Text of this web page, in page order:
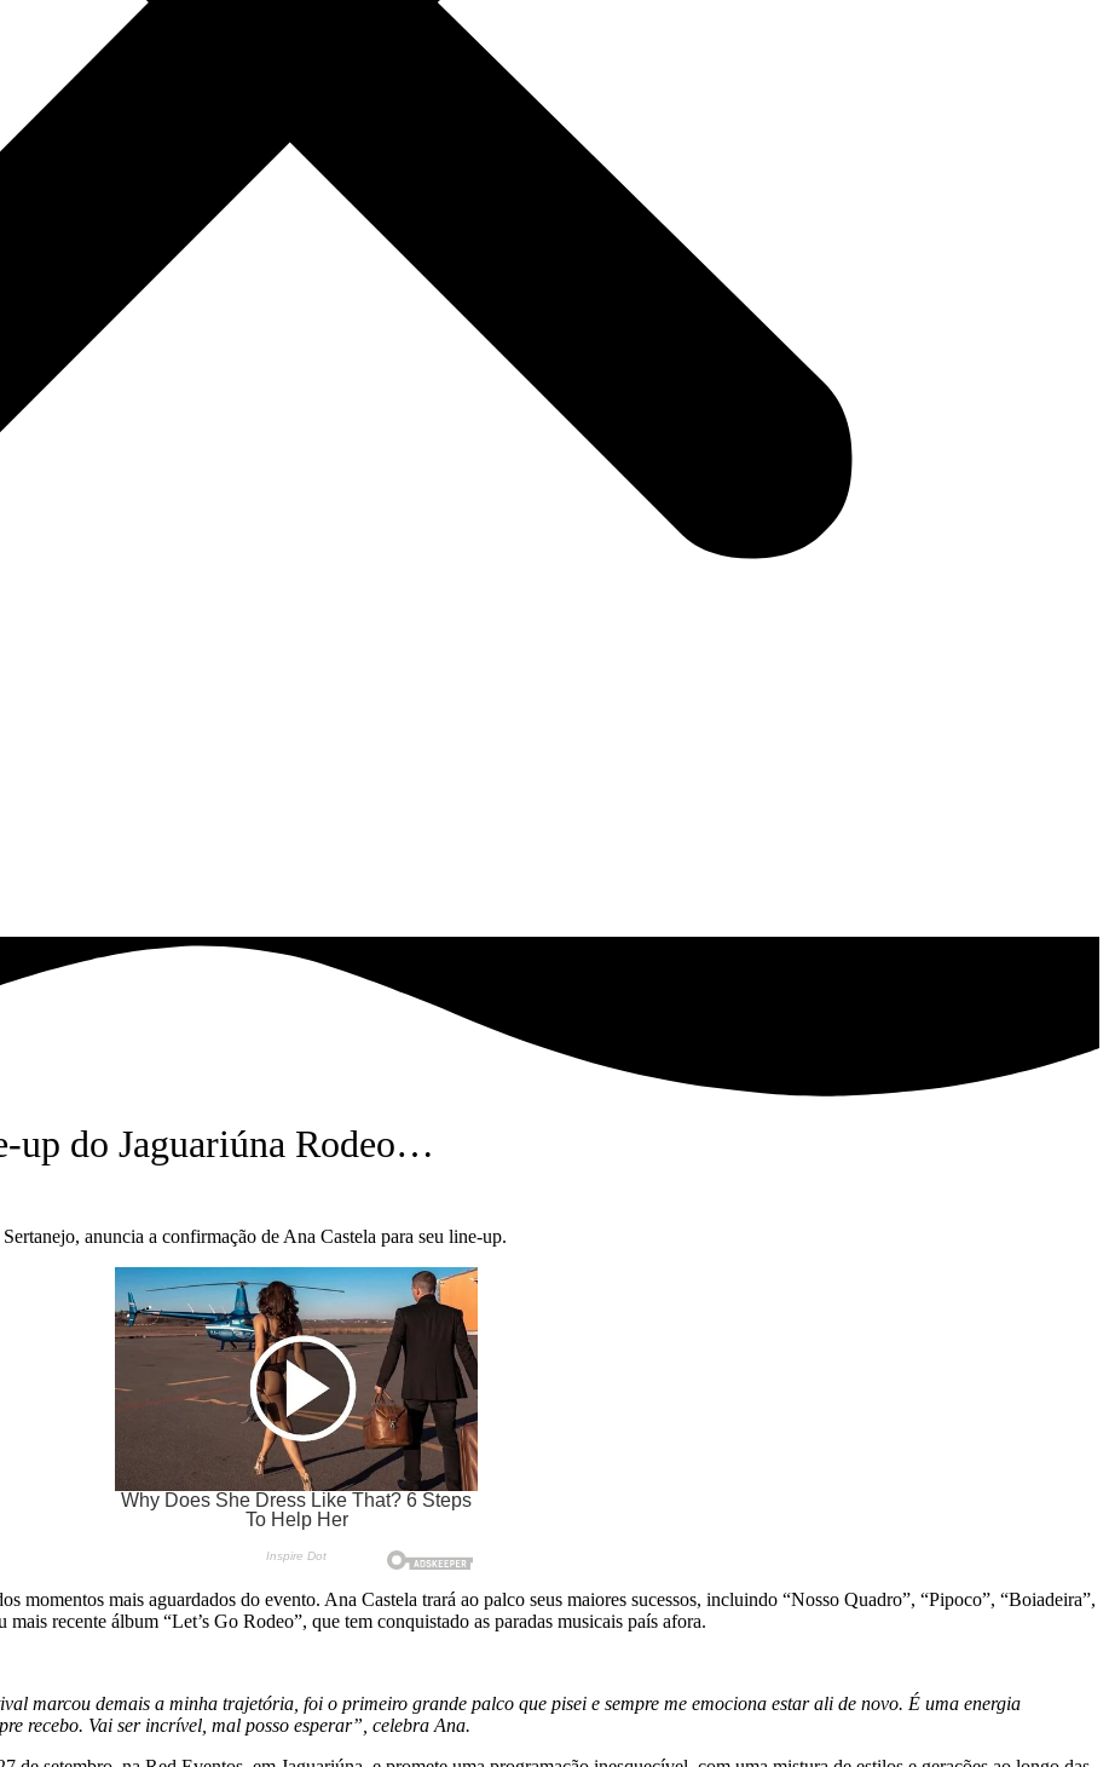
up do Jaguariúna Rodeo…
anuncia a confirmação de Ana Castela para seu line-up.
momentos mais aguardados do evento. Ana Castela trará ao palco seus maiores sucessos, incluindo “Nosso Quadro”, “Pipoco”, “Boiadeira”,
recente álbum “Let’s Go Rodeo”, que tem conquistado as paradas musicais país afora.
marcou demais a minha trajetória, foi o primeiro grande palco que pisei e sempre me emociona estar ali de novo. É uma energia
recebo. Vai ser incrível, mal posso esperar”, celebra Ana.